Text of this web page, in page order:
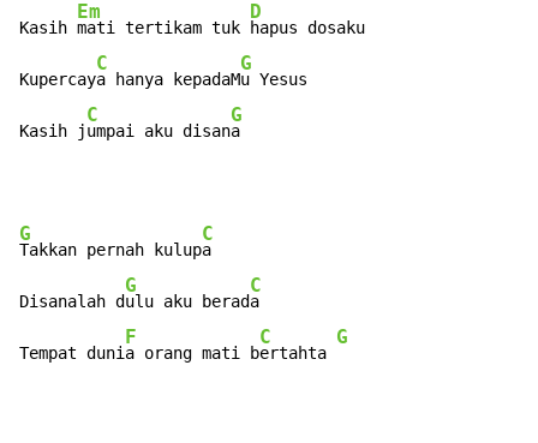
Kasih
Em
mati tertikam tuk
D
hapus dosaku
Kupercay
C
a hanya kepadaM
G
u Yesus
Kasih j
C
umpai aku disan
G
a
G
Takkan pernah kulup
C
a
Disanalah d
G
ulu aku berad
C
a
Tempat duni
F
a orang mati b
C
ertahta
G